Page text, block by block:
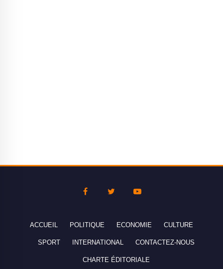
ACCUEIL POLITIQUE ECONOMIE CULTURE
SPORT INTERNATIONAL CONTACTEZ-NOUS
CHARTE ÉDITORIALE